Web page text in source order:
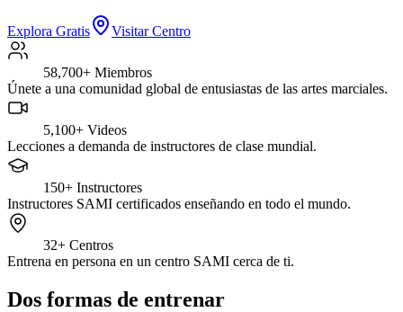
Explora Gratis Visitar Centro
58,700+ Miembros
Únete a una comunidad global de entusiastas de las artes marciales.
5,100+ Videos
Lecciones a demanda de instructores de clase mundial.
150+ Instructores
Instructores SAMI certificados enseñando en todo el mundo.
32+ Centros
Entrena en persona en un centro SAMI cerca de ti.
Dos formas de entrenar